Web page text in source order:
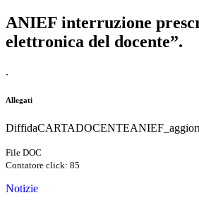
ANIEF interruzione
elettronica del docente”.
.
Allegati
File DOC
Contatore click: 85
Notizie